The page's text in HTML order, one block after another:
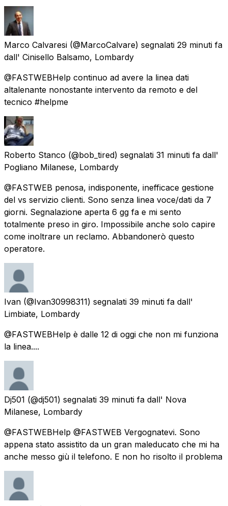
Marco Calvaresi (@MarcoCalvare) segnalati 29 minuti fa
dall' Cinisello Balsamo, Lombardy
@FASTWEBHelp continuo ad avere la linea dati
altalenante nonostante intervento da remoto e del
tecnico #helpme
Roberto Stanco (@bob_tired) segnalati 31 minuti fa dall'
Pogliano Milanese, Lombardy
@FASTWEB penosa, indisponente, inefficace gestione
del vs servizio clienti. Sono senza linea voce/dati da 7
giorni. Segnalazione aperta 6 gg fa e mi sento
totalmente preso in giro. Impossibile anche solo capire
come inoltrare un reclamo. Abbandonerò questo
operatore.
Ivan (@Ivan30998311) segnalati 39 minuti fa dall'
Limbiate, Lombardy
@FASTWEBHelp è dalle 12 di oggi che non mi funziona
la linea....
Dj501 (@dj501) segnalati 39 minuti fa dall' Nova
Milanese, Lombardy
@FASTWEBHelp @FASTWEB Vergognatevi. Sono
appena stato assistito da un gran maleducato che mi ha
anche messo giù il telefono. E non ho risolto il problema